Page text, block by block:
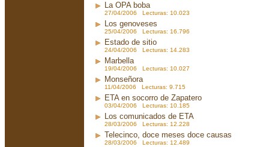
La OPA boba
27/04/2006 Lecturas: 10.023
Los genoveses
25/04/2006 Lecturas: 16.796
Estado de sitio
24/04/2006 Lecturas: 14.283
Marbella
19/04/2006 Lecturas: 10.027
Monseñora
11/04/2006 Lecturas: 9.715
ETA en socorro de Zapatero
03/04/2006 Lecturas: 10.185
Los comunicados de ETA
28/03/2006 Lecturas: 12.228
Telecinco, doce meses doce causas
28/03/2006 Lecturas: 12.489